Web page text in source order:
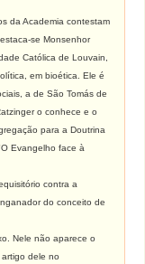
da Academia contestam
se Monsenhor
Católica de Louvain,
em bioética. Ele é
a de São Tomás de
o conhece e o
para a Doutrina
Evangelho face à
contra a
do conceito de
Nele não aparece o
dele no